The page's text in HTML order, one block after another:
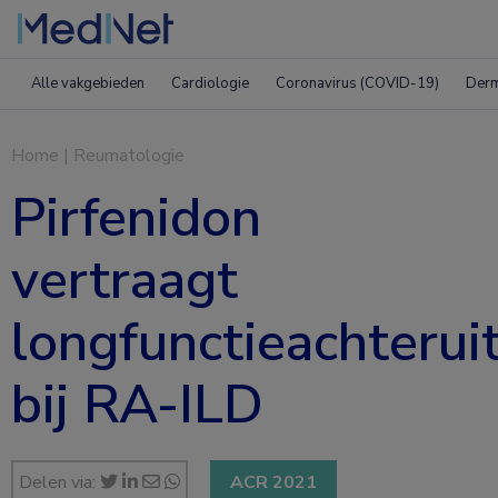
Alle vakgebieden Cardiologie Coronavirus (COVID-19)
Home | Reumatologie
Pirfenidon
vertraagt
bij RA-ILD
Delen via: ACR 2021